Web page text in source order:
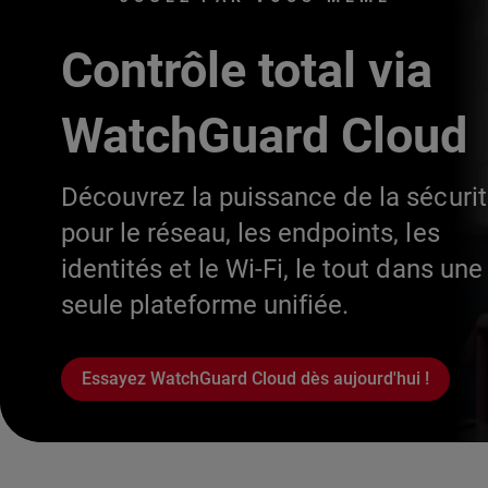
Contrôle total via
WatchGuard Cloud
Découvrez la puissance de la
pour le réseau, les endpoints, les
identités et le Wi-Fi, le tout dans une
seule plateforme unifiée.
Essayez WatchGuard Cloud dès aujourd'hui !